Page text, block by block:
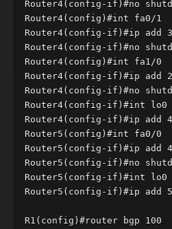
Router4(config-if)#no
Router4(config)#int fa0/1
Router4(config-if)#ip add
Router4(config-if)#no
Router4(config)#int fa1/0
Router4(config-if)#ip add
Router4(config-if)#no
Router4(config-if)#int lo0
Router4(config-if)#ip add
Router5(config)#int fa0/0
Router5(config-if)#ip add
Router5(config-if)#no
Router5(config-if)#int lo0
Router5(config-if)#ip add
R1(config)#router bgp 100